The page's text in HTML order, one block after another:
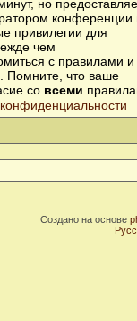
но
конференции
привилегии для
чем
с правилами и
Помните, что ваше
со всеми
Создано на основе